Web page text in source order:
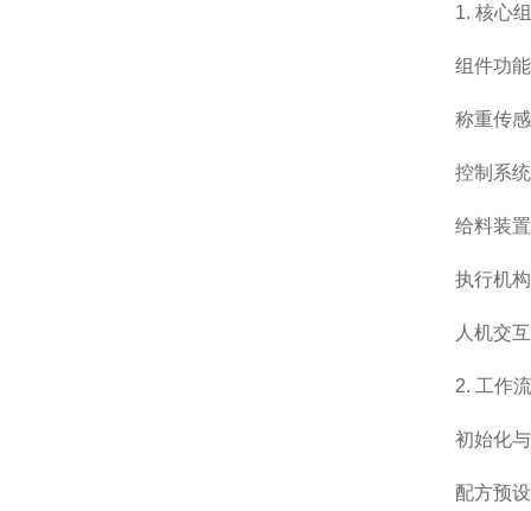
1. 核心
组件功
称重传
控制系统
给料装置
执行机构
人机交
2. 工作
初始化
配方预